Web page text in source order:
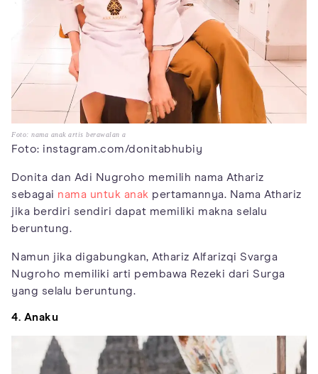
Foto: nama anak artis berawalan a
Foto: instagram.com/donitabhubiy
Donita dan Adi Nugroho memilih nama Athariz
sebagai nama untuk anak pertamannya. Nama Athariz
jika berdiri sendiri dapat memiliki makna selalu
beruntung.
Namun jika digabungkan, Athariz Alfarizqi Svarga
Nugroho memiliki arti pembawa Rezeki dari Surga
yang selalu beruntung.
4. Anaku